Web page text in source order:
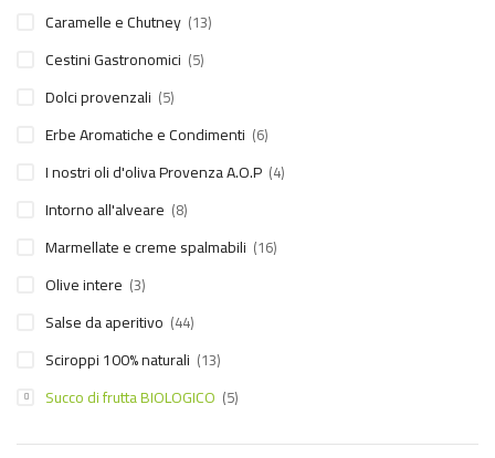
Caramelle e Chutney (13)
Cestini Gastronomici (5)
Dolci provenzali (5)
Erbe Aromatiche e Condimenti (6)
I nostri oli d'oliva Provenza A.O.P (4)
Intorno all'alveare (8)
Marmellate e creme spalmabili (16)
Olive intere (3)
Salse da aperitivo (44)
Sciroppi 100% naturali (13)
Succo di frutta BIOLOGICO (5)